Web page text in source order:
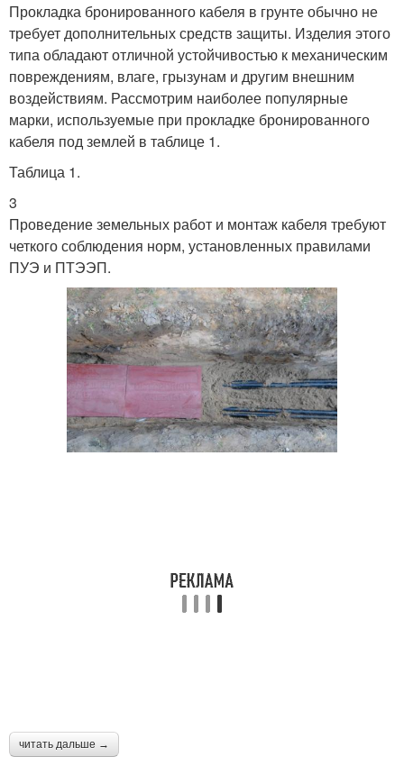
Прокладка бронированного кабеля в грунте обычно не
требует дополнительных средств защиты. Изделия этого
типа обладают отличной устойчивостью к механическим
повреждениям, влаге, грызунам и другим внешним
воздействиям. Рассмотрим наиболее популярные
марки, используемые при прокладке бронированного
кабеля под землей в таблице 1.
Таблица 1.
3
Проведение земельных работ и монтаж кабеля требуют
четкого соблюдения норм, установленных правилами
ПУЭ и ПТЭЭП.
читать дальше →